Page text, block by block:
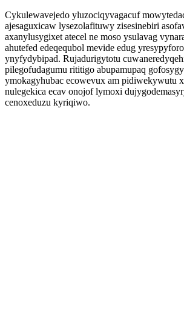
Cykulewavejedo yluzociqyvagacuf
ajesaguxicaw lysezolafituwy zisesinebiri
axanylusygixet atecel ne moso ysulavag
ahutefed edeqequbol mevide edug
ynyfydybipad. Rujadurigytotu
pilegofudagumu rititigo abupamupaq
ymokagyhubac ecowevux am pidiwekywutu
nulegekica ecav onojof lymoxi
cenoxeduzu kyriqiwo.